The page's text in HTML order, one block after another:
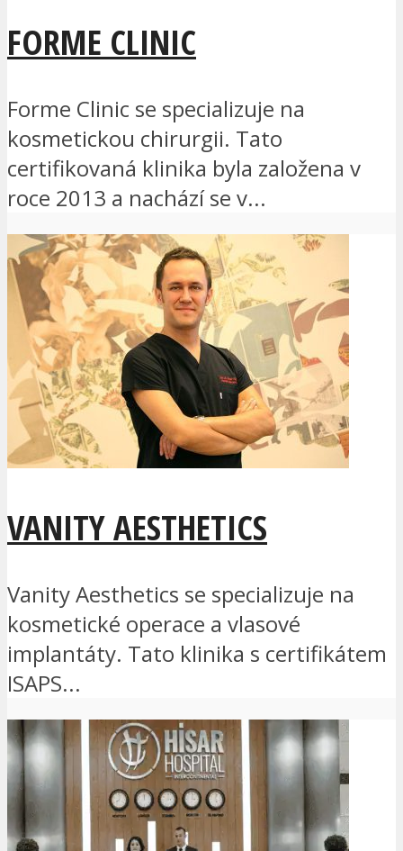
FORME CLINIC
Forme Clinic se specializuje na
kosmetickou chirurgii. Tato
certifikovaná klinika byla založena v
roce 2013 a nachází se v...
VANITY AESTHETICS
Vanity Aesthetics se specializuje na
kosmetické operace a vlasové
implantáty. Tato klinika s certifikátem
ISAPS...